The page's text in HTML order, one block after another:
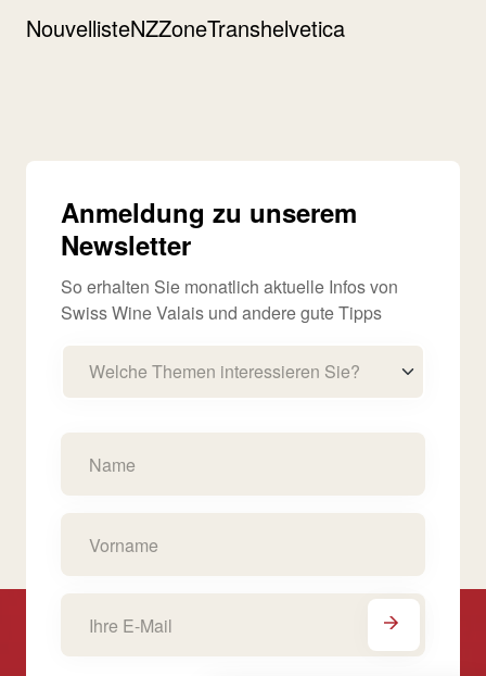
NouvellisteNZZoneTranshelvetica
Anmeldung zu unserem
Newsletter
So erhalten Sie monatlich aktuelle Infos von
Swiss Wine Valais und andere gute Tipps
Welche Themen interessieren Sie?